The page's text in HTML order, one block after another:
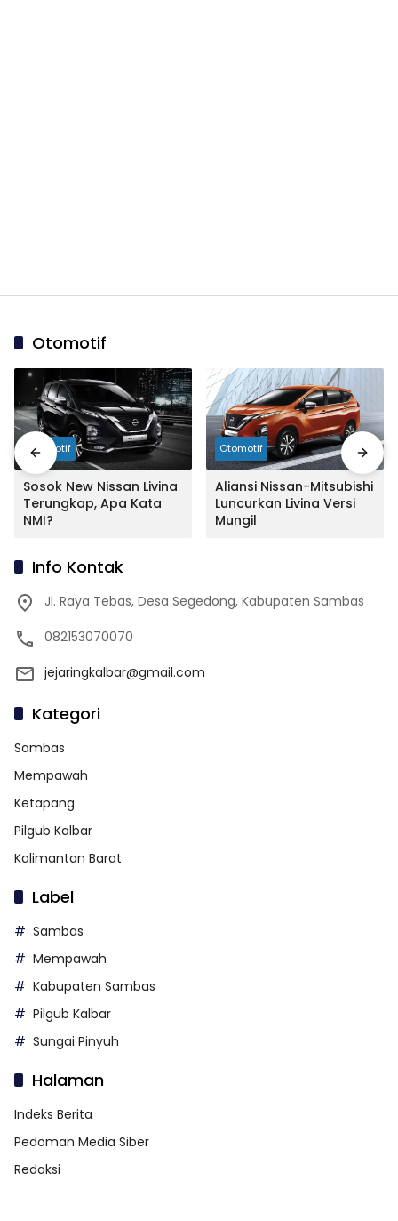
Otomotif
Otomotif
Sosok New Nissan Livina
Terungkap, Apa Kata
NMI?
Otomotif
Aliansi Nissan-Mitsubishi
Luncurkan Livina Versi
Mungil
Info Kontak
Jl. Raya Tebas, Desa Segedong, Kabupaten Sambas
082153070070
jejaringkalbar@gmail.com
Kategori
Sambas
Mempawah
Ketapang
Pilgub Kalbar
Kalimantan Barat
Label
Sambas
Mempawah
Kabupaten Sambas
Pilgub Kalbar
Sungai Pinyuh
Halaman
Indeks Berita
Pedoman Media Siber
Redaksi